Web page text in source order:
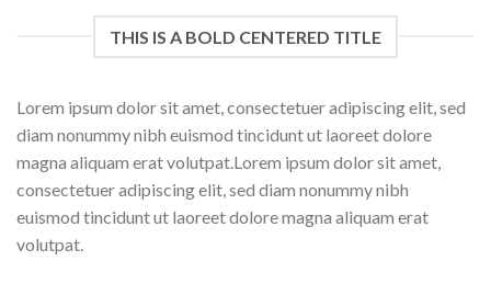
THIS IS A BOLD CENTERED TITLE
Lorem ipsum dolor sit amet, consectetuer adipiscing elit, sed
diam nonummy nibh euismod tincidunt ut laoreet dolore
magna aliquam erat volutpat.Lorem ipsum dolor sit amet,
consectetuer adipiscing elit, sed diam nonummy nibh
euismod tincidunt ut laoreet dolore magna aliquam erat
volutpat.